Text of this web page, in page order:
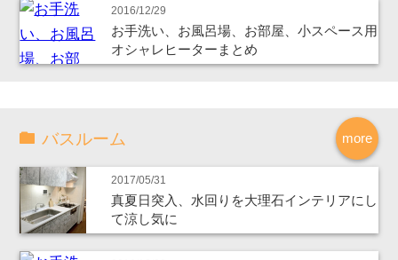
2016/12/29
お手洗い、お風呂場、お部屋、小スペース用
オシャレヒーターまとめ
more
バスルーム
2017/05/31
真夏日突入、水回りを大理石インテリアにし
て涼し気に